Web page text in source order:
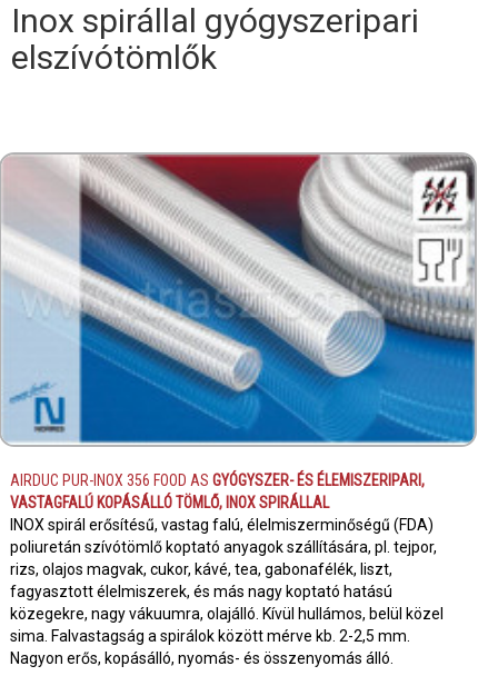
Inox spirállal gyógyszeripari
elszívótömlők
AIRDUC PUR-INOX 356 FOOD AS GYÓGYSZER- ÉS ÉLEMISZERIPARI,
VASTAGFALÚ KOPÁSÁLLÓ TÖMLŐ, INOX SPIRÁLLAL
INOX spirál erősítésű, vastag falú, élelmiszerminőségű (FDA)
poliuretán szívótömlő koptató anyagok szállítására, pl. tejpor,
rizs, olajos magvak, cukor, kávé, tea, gabonafélék, liszt,
fagyasztott élelmiszerek, és más nagy koptató hatású
közegekre, nagy vákuumra, olajálló. Kívül hullámos, belül közel
sima. Falvastagság a spirálok között mérve kb. 2-2,5 mm.
Nagyon erős, kopásálló, nyomás- és összenyomás álló.